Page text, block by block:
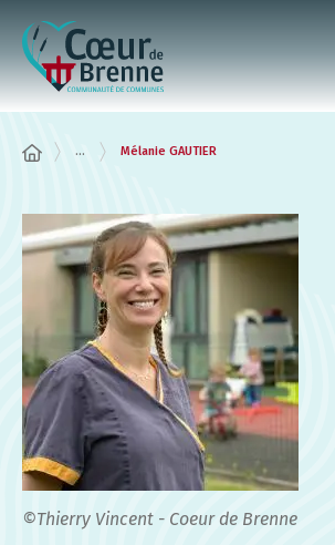
... Mélanie GAUTIER
©Thierry Vincent - Coeur de Brenne